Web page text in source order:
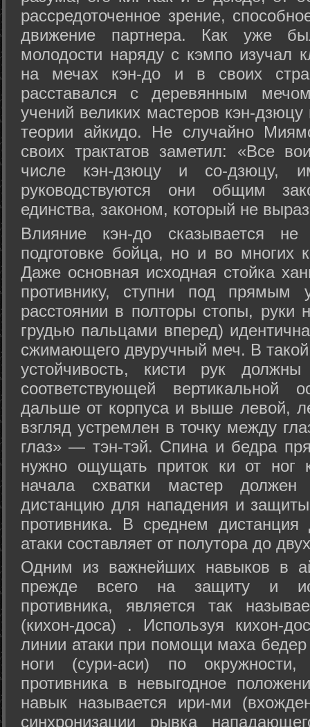
рассредоточенное зрение,
движение партнера. Как уже
молодости наряду с кэмпо изучал
на мечах кэн-до и в своих
расставался с деревянным
учений великих мастеров кэн-
теории айкидо. Не случайно
своих трактатов заметил: «Все
числе кэн-дзюцу и со-дзюцу,
руководствуются они общим
единства, законом, который не
Влияние кэн-до сказывается не
подготовке бойца, но и во многих
Даже основная исходная стойка
противнику, ступни под прямым
расстоянии в полторы стопы, руки
грудью пальцами вперед)
сжимающего двуручный меч. В
устойчивость, кисти рук
соответствующей
дальше от корпуса и выше левой,
взгляд устремлен в точку между
глаз» — тэн-тэй. Спина и бедра
нужно ощущать приток ки от
начала схватки мастер должен
дистанцию для нападения и
противника. В среднем
атаки составляет от полутора до
Одним из важнейших навыков в
прежде всего на защиту и
противника, является так
(кихон-доса) . Используя кихон-
линии атаки при помощи маха
ноги (сури-аси) по
противника в невыгодное
навык называется ири-ми
синхронизации рывка